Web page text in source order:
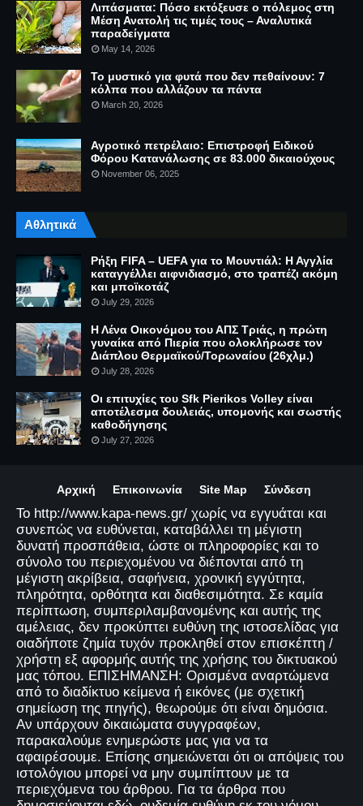
Λιπάσματα: Πόσο εκτόξευσε ο πόλεμος στη
Μέση Ανατολή τις τιμές τους – Αναλυτικά
παραδείγματα
May 14, 2026
Το μυστικό για φυτά που δεν πεθαίνουν: 7
κόλπα που αλλάζουν τα πάντα
March 20, 2026
Αγροτικό πετρέλαιο: Επιστροφή Ειδικού
Φόρου Κατανάλωσης σε 83.000 δικαιούχους
November 06, 2025
Αθλητικά
Ρήξη FIFA – UEFA για το Μουντιάλ: Η Αγγλία
καταγγέλλει αιφνιδιασμό, στο τραπέζι ακόμη
και μποϊκοτάζ
July 29, 2026
Η Λένα Οικονόμου του ΑΠΣ Τριάς, η πρώτη
γυναίκα από Πιερία που ολοκλήρωσε τον
Διάπλου Θερμαϊκού/Τορωναίου (26χλμ.)
July 28, 2026
Οι επιτυχίες του Sfk Pierikos Volley είναι
αποτέλεσμα δουλειάς, υπομονής και σωστής
καθοδήγησης
July 27, 2026
Αρχική Επικοινωνία Site Map Σύνδεση
Το http://www.kapa-news.gr/ χωρίς να εγγυάται και
συνεπώς να ευθύνεται, καταβάλλει τη μέγιστη
δυνατή προσπάθεια, ώστε οι πληροφορίες και το
σύνολο του περιεχομένου να διέπονται από τη
μέγιστη ακρίβεια, σαφήνεια, χρονική εγγύτητα,
πληρότητα, ορθότητα και διαθεσιμότητα. Σε καμία
περίπτωση, συμπεριλαμβανομένης και αυτής της
αμέλειας, δεν προκύπτει ευθύνη της ιστοσελίδας για
οιαδήποτε ζημία τυχόν προκληθεί στον επισκέπτη /
χρήστη εξ αφορμής αυτής της χρήσης του δικτυακού
μας τόπου. ΕΠΙΣΗΜΑΝΣΗ: Ορισμένα αναρτώμενα
από το διαδίκτυο κείμενα ή εικόνες (με σχετική
σημείωση της πηγής), θεωρούμε ότι είναι δημόσια.
Αν υπάρχουν δικαιώματα συγγραφέων,
παρακαλούμε ενημερώστε μας για να τα
αφαιρέσουμε. Επίσης σημειώνεται ότι οι απόψεις του
ιστολόγιου μπορεί να μην συμπίπτουν με τα
περιεχόμενα του άρθρου. Για τα άρθρα που